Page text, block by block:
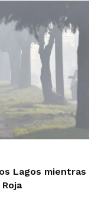
Lagos mientras